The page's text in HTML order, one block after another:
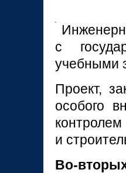
с
учебными
Проект,
особого
и
Во-